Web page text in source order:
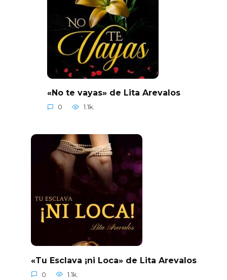
«No te vayas» de Lita Arevalos
0 1.1k.
«Tu Esclava ¡ni Loca» de Lita Arevalos
0 1.1k.